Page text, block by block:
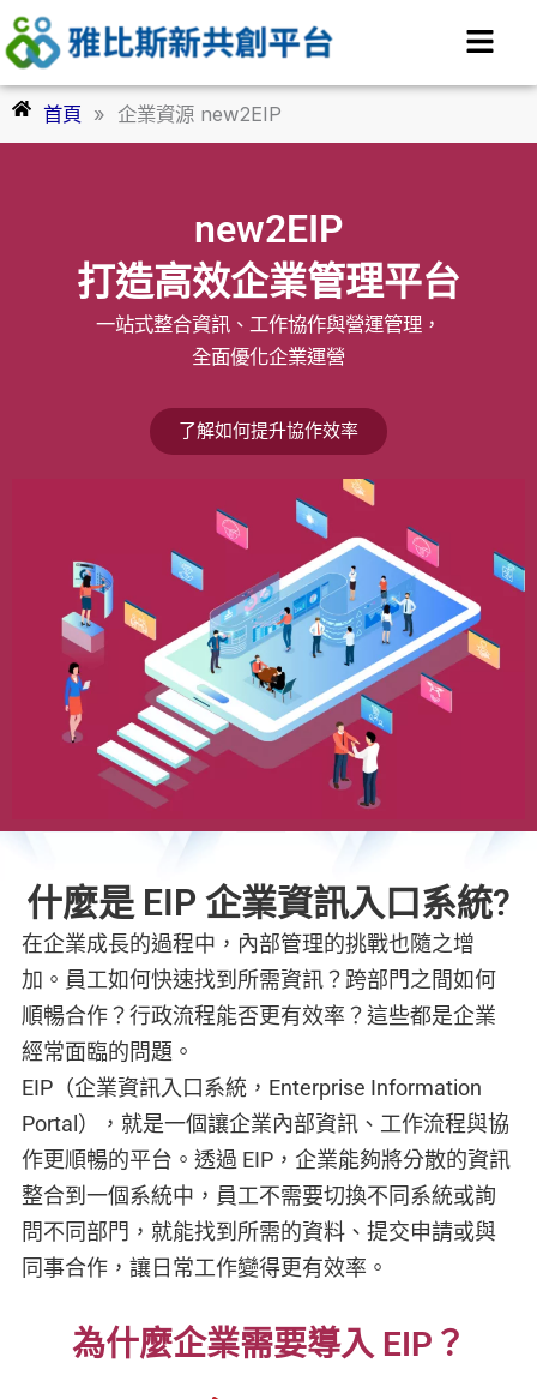
跳
至
主
要
內
首頁 » 企業資源 new2EIP
new2EIP
打造高效企業管理平台
一站式整合資訊、工作協作與營運管理，
全面優化企業運營
了解如何提升協作效率
什麼是 EIP 企業資訊入口系統?
在企業成長的過程中，內部管理的挑戰也隨之增
加。員工如何快速找到所需資訊？跨部門之間如何
順暢合作？行政流程能否更有效率？這些都是企業
經常面臨的問題。
EIP（企業資訊入口系統，Enterprise Information
Portal），就是一個讓企業內部資訊、工作流程與協
作更順暢的平台。透過 EIP，企業能夠將分散的資訊
整合到一個系統中，員工不需要切換不同系統或詢
問不同部門，就能找到所需的資料、提交申請或與
同事合作，讓日常工作變得更有效率。
為什麼企業需要導入 EIP？